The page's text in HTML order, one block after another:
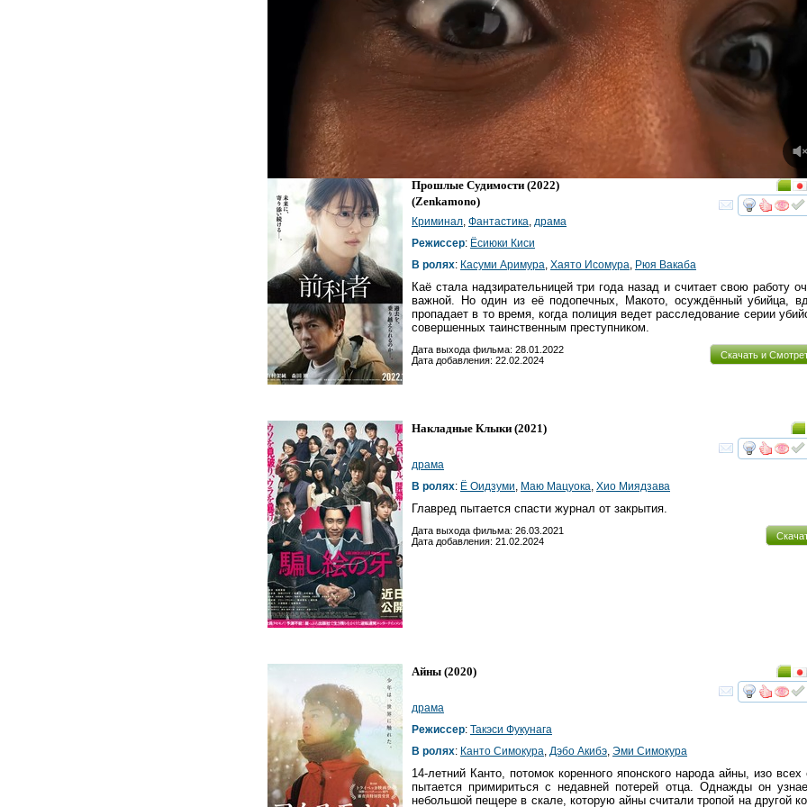
Прошлые Судимости (2022)
(Zenkamono)
Криминал, Фантастика, драма
Режиссер: Ёсиюки Киси
В ролях: Касуми Аримура, Хаято Исомура, Рюя Вакаба
Каё стала надзирательницей три года назад и считает свою работу
важной. Но один из её подопечных, Макото, осуждённый убийца,
пропадает в то время, когда полиция ведет расследование серии
совершенных таинственным преступником.
Скачать и
Дата выхода фильма: 28.01.2022
Дата добавления: 22.02.2024
Накладные Клыки (2021)
драма
В ролях: Ё Оидзуми, Маю Мацуока, Хио Миядзава
Главред пытается спасти журнал от закрытия.
Дата выхода фильма: 26.03.2021
Дата добавления: 21.02.2024
Айны (2020)
драма
Режиссер: Такэси Фукунага
В ролях: Канто Симокура, Дэбо Акибэ, Эми Симокура
14-летний Канто, потомок коренного японского народа айны, изо всех
пытается примириться с недавней потерей отца. Однажды он
небольшой пещере в скале, которую айны считали тропой на другой